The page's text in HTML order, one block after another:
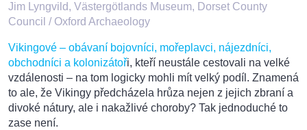
Jim Lyngvild, Västergötlands Museum, Dorset County
Council / Oxford Archaeology
Vikingové – obávaní bojovníci, mořeplavci, nájezdníci,
obchodníci a kolonizátoři, kteří neustále cestovali na velké
vzdálenosti – na tom logicky mohli mít velký podíl. Znamená
to ale, že Vikingy předcházela hrůza nejen z jejich zbraní a
divoké nátury, ale i nakažlivé choroby? Tak jednoduché to
zase není.